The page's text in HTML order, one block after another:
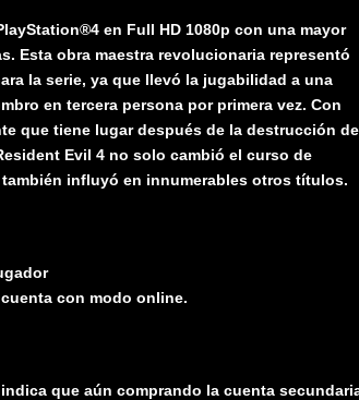
en Full HD 1080p con una mayor
Esta obra maestra revolucionaria representó
la serie, ya que llevó la jugabilidad a una
en tercera persona por primera vez. Con
que tiene lugar después de la destrucción de
Evil 4 no solo cambió el curso de
influyó en innumerables otros títulos.
con modo online.
que aún comprando la cuenta